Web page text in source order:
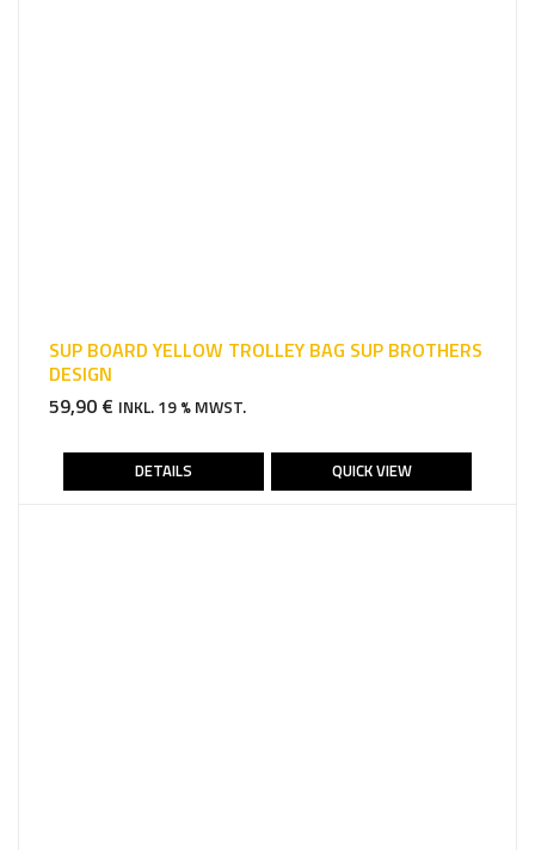
SUP BOARD YELLOW TROLLEY BAG SUP BROTHERS
DESIGN
59,90 € INKL. 19 % MWST.
DETAILS QUICK VIEW